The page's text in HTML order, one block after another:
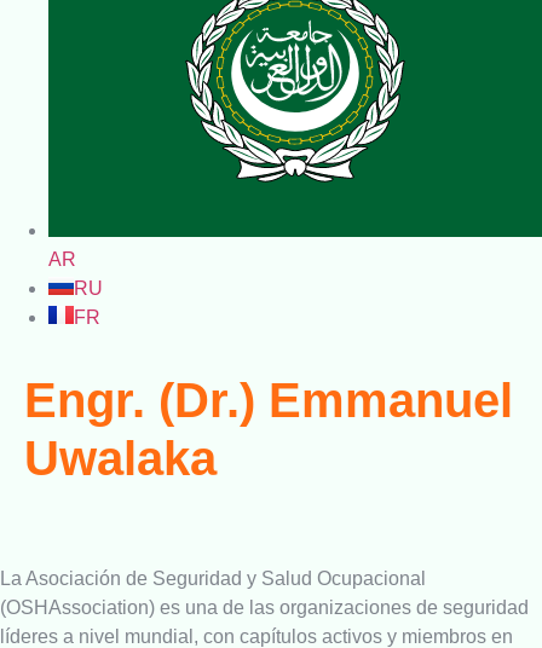
AR
RU
FR
Engr. (Dr.) Emmanuel
Uwalaka
La Asociación de Seguridad y Salud Ocupacional
(OSHAssociation) es una de las organizaciones de seguridad
líderes a nivel mundial, con capítulos activos y miembros en